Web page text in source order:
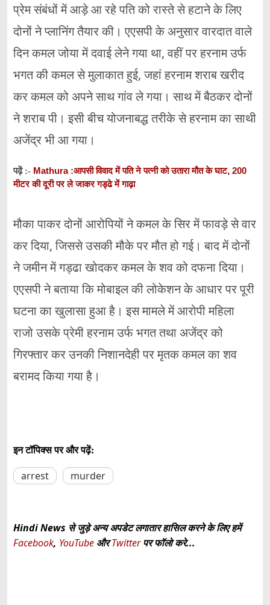
प्रेम संबंधों में आड़े आ रहे पति को रास्ते से हटाने के लिए
दोनों ने प्लानिंग तैयार की। एएसपी के अनुसार वारदात वाले
दिन कमल जोया में दवाई लेने गया था, वहीं पर हरनाम उर्फ
भगत की कमल से मुलाकात हुई, जहां हरनाम शराब खरीद
कर कमल को अपने साथ गांव ले गया। साथ में बैठकर दोनों
ने शराब पी। इसी बीच योजनाबद्ध तरीके से हरनाम का साथी
अजेंद्र भी आ गया।
पढ़ें :- Mathura :आपसी विवाद में पति ने पत्नी को उतारा मौत के घाट, 200
मीटर की दूरी पर ले जाकर गड्ढे में गाढ़ा
मौका पाकर दोनों आरोपियों ने कमल के सिर में फावड़े से वार
कर दिया, जिससे उसकी मौके पर मौत हो गई। बाद में दोनों
ने जमीन में गड्ढा खोदकर कमल के शव को दफना दिया।
एएसपी ने बताया कि मोबाइल की लोकेशन के आधार पर पूरी
घटना का खुलासा हुआ है। इस मामले में आरोपी महिला
राजो उसके प्रेमी हरनाम उर्फ भगत तथा अजेंद्र को
गिरफ्तार कर उनकी निशानदेही पर मृतक कमल का शव
बरामद किया गया है।
इन टॉपिक्स पर और पढ़ें:
arrest murder
Hindi News से जुड़े अन्य अपडेट लगातार हासिल करने के लिए हमें
Facebook, YouTube औरTwitterपर फॉलो करे...